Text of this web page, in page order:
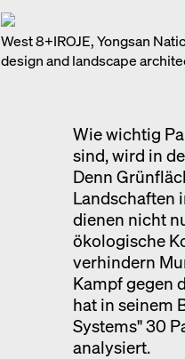
West 8+IROJE, Yongsan
design and landscape
Wie wichtig
sind, wird in
Denn
Landschaften
dienen nicht
ökologische
verhindern
Kampf gegen
hat in seinem
Systems" 30
analysiert.